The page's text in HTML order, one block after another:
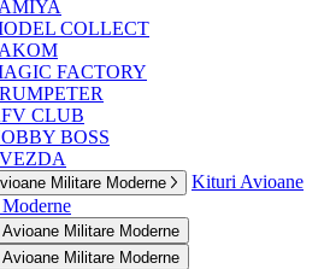
COLLECT
FACTORY
CLUB
BOSS
Militare Moderne
Kituri Avioane
Avioane Militare Moderne
Avioane Militare Moderne